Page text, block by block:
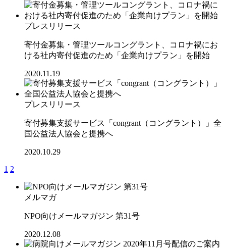
プレスリリース
寄付金募集・管理ツールコングラント、コロナ禍にお
ける社内寄付促進のため「企業向けプラン」を開始
2020.11.19
プレスリリース
寄付募集支援サービス「congrant（コングラント）」全
国公益法人協会と提携へ
2020.10.29
1 2
メルマガ
NPO向けメールマガジン 第31号
2020.12.08